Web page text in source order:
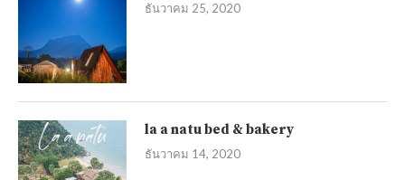
ธันวาคม 25, 2020
la a natu bed & bakery
ธันวาคม 14, 2020